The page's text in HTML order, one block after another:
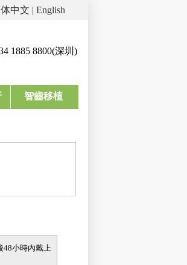
中文 | English
1885 8800(深圳)
智齒移植
48小時內戴上